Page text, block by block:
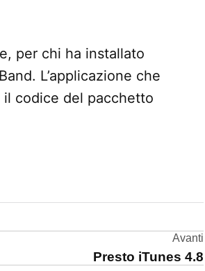
per chi ha installato
L’applicazione che
codice del pacchetto
Avanti
Presto iTunes 4.8